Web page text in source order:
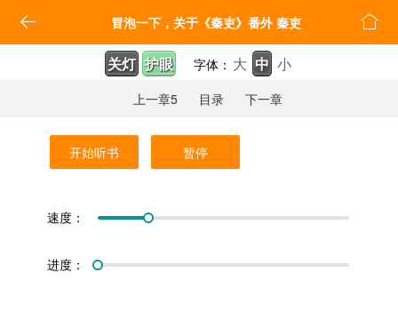
 冒泡一下，关于《秦吏》番外 秦吏 
关灯 护眼 字体： 大 中 小
上一章5 目录 下一章
开始听书 暂停
速度：
进度：